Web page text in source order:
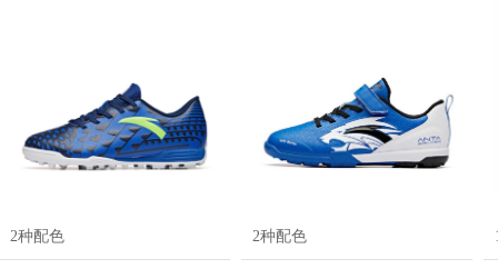
2种配色 2种配色